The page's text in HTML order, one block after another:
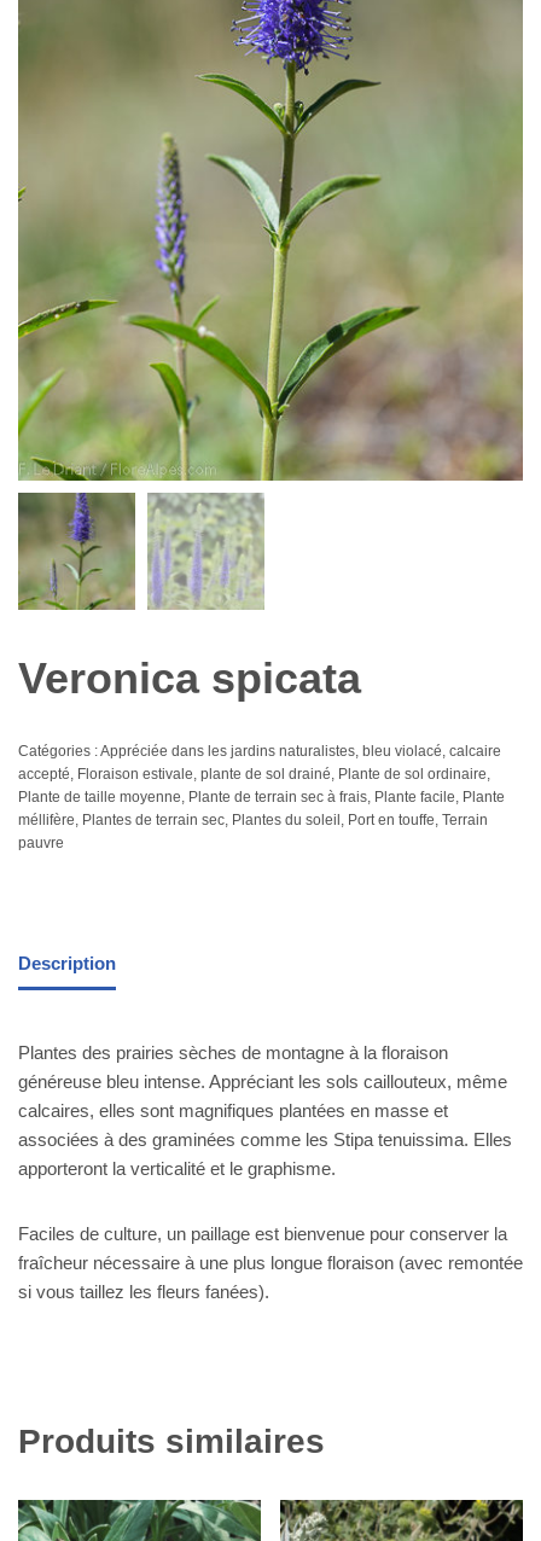
Veronica spicata
Catégories :Appréciée dans les jardins naturalistes, bleu violacé, calcaire
accepté, Floraison estivale, plante de sol drainé, Plante de sol ordinaire,
Plante de taille moyenne, Plante de terrain sec à frais, Plante facile, Plante
méllifère, Plantes de terrain sec, Plantes du soleil , Port en touffe, Terrain
pauvre
Description
Plantes des prairies sèches de montagne à la floraison
généreuse bleu intense. Appréciant les sols caillouteux, même
calcaires, elles sont magnifiques plantées en masse et
associées à des graminées comme les Stipa tenuissima. Elles
apporteront la verticalité et le graphisme.
Faciles de culture, un paillage est bienvenue pour conserver la
fraîcheur nécessaire à une plus longue floraison (avec remontée
si vous taillez les fleurs fanées).
Produits similaires